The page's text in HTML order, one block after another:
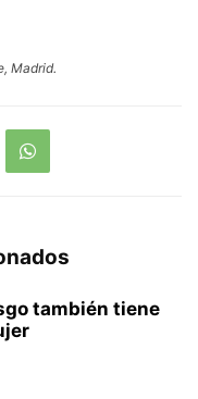
Madrid.
también tiene